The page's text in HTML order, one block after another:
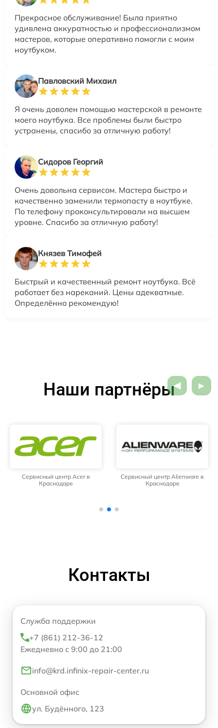
Прекрасное обслуживание! Была приятно
удивлена аккуратностью и профессионализмом
мастеров, которые оперативно помогли с моим
ноутбуком.
Павловский Михаил
Я очень доволен помощью мастерской в ремонте
моего ноутбука. Все проблемы были быстро
устранены, спасибо за отличную работу!
Сидоров Георгий
Очень довольна сервисом. Мастера быстро и
качественно заменили термопасту в ноутбуке.
По телефону проконсультировали на высшем
уровне. Спасибо за отличную работу!
Князев Тимофей
Быстрый и качественный ремонт ноутбука. Всё
работает без нареканий. Цены адекватные.
Определённо рекомендую!
Наши партнёры
Сервисный центр Acer в
Краснодаре
Сервисный центр Alienware в
Краснодаре
Контакты
Служба поддержки
+7 (861) 212-36-12
Ежедневно с 9:00 до 21:00
info@krd.infinix-repair-center.ru
Основной офис
ул. Будённого, 123